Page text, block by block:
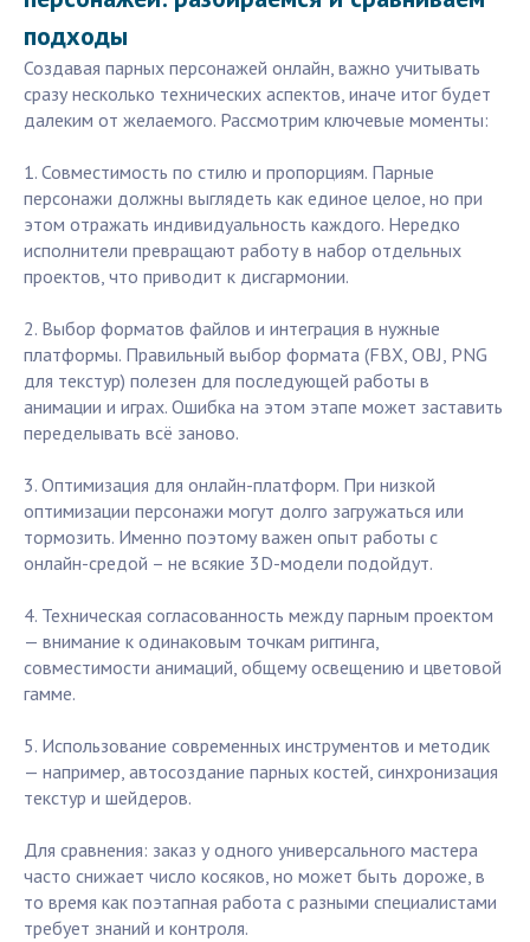
подходы
Создавая парных персонажей онлайн, важно учитывать
сразу несколько технических аспектов, иначе итог будет
далеким от желаемого. Рассмотрим ключевые моменты:
1. Совместимость по стилю и пропорциям. Парные
персонажи должны выглядеть как единое целое, но при
этом отражать индивидуальность каждого. Нередко
исполнители превращают работу в набор отдельных
проектов, что приводит к дисгармонии.
2. Выбор форматов файлов и интеграция в нужные
платформы. Правильный выбор формата (FBX, OBJ, PNG
для текстур) полезен для последующей работы в
анимации и играх. Ошибка на этом этапе может заставить
переделывать всё заново.
3. Оптимизация для онлайн-платформ. При низкой
оптимизации персонажи могут долго загружаться или
тормозить. Именно поэтому важен опыт работы с
онлайн-средой – не всякие 3D-модели подойдут.
4. Техническая согласованность между парным проектом
— внимание к одинаковым точкам риггинга,
совместимости анимаций, общему освещению и цветовой
гамме.
5. Использование современных инструментов и методик
— например, автосоздание парных костей, синхронизация
текстур и шейдеров.
Для сравнения: заказ у одного универсального мастера
часто снижает число косяков, но может быть дороже, в
то время как поэтапная работа с разными специалистами
требует знаний и контроля.